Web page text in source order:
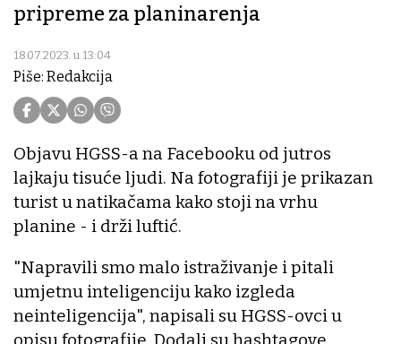
pripreme za planinarenja
18.07.2023. u 13:04
Piše: Redakcija
Objavu HGSS-a na Facebooku od jutros
lajkaju tisuće ljudi. Na fotografiji je prikazan
turist u natikačama kako stoji na vrhu
planine - i drži luftić.
"Napravili smo malo istraživanje i pitali
umjetnu inteligenciju kako izgleda
neinteligencija", napisali su HGSS-ovci u